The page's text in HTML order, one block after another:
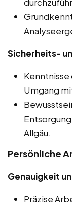
Sicherheits-
Umgang
Allgäu.
Persönliche
Genauigkeit
Präzise